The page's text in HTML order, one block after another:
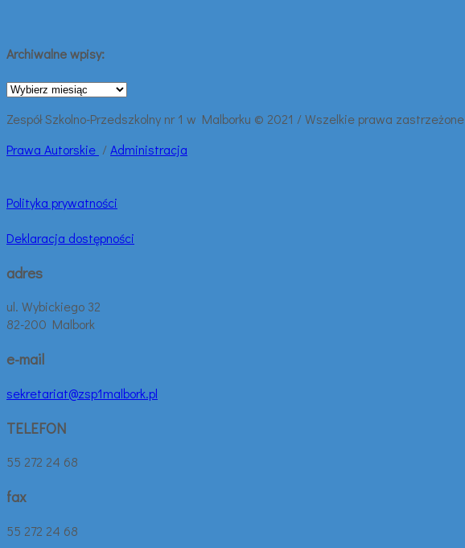
Archiwalne wpisy:
Archiwalne
Zespół Szkolno-Przedszkolny nr 1 w Malborku © 2021 / Wszelkie prawa zastrzeżone
Prawa Autorskie /Administracja
Polityka prywatności
Deklaracja dostępności
adres
ul. Wybickiego 32
82-200 Malbork
e-mail
sekretariat@zsp1malbork.pl
TELEFON
55 272 24 68
fax
55 272 24 68